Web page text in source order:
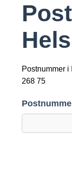
Postnummer i
268 75